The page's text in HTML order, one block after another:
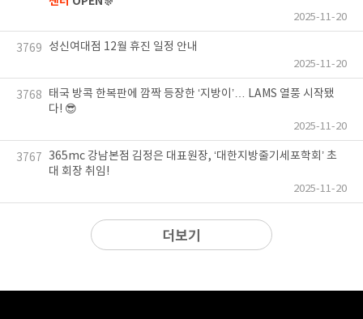
2025-11-20
3769 성신여대점 12월 휴진 일정 안내
2025-11-20
3768
태국 방콕 한복판에 깜짝 등장한 ‘지방이’… LAMS 열풍 시작됐
다! 😎
2025-11-20
3767
365mc 강남본점 김정은 대표원장, ‘대한지방줄기세포학회’ 초
대 회장 취임!
2025-11-20
더보기